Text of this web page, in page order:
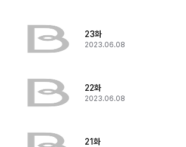
23화
2023.06.08
22화
2023.06.08
21화